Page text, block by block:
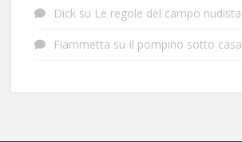
Dick su Le regole del campo nudista
Fiammetta su Il pompino sotto casa